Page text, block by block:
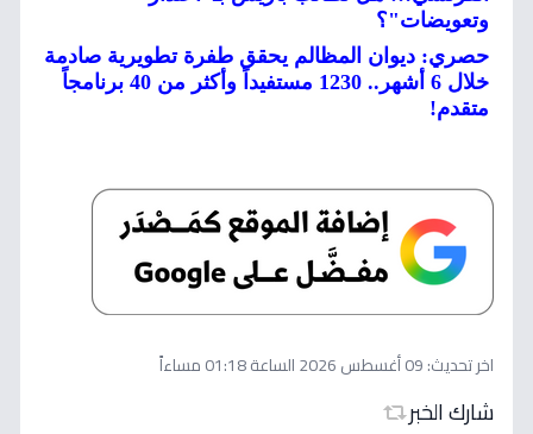
وتعويضات"؟
حصري: ديوان المظالم يحقق طفرة تطويرية صادمة
خلال 6 أشهر.. 1230 مستفيداً وأكثر من 40 برنامجاً
متقدم!
اخر تحديث:09 أغسطس 2026 الساعة 01:18 مساءاً
شارك الخبر